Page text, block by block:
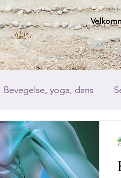
Bevegelse, yoga, dans
Kropp, intelligens og